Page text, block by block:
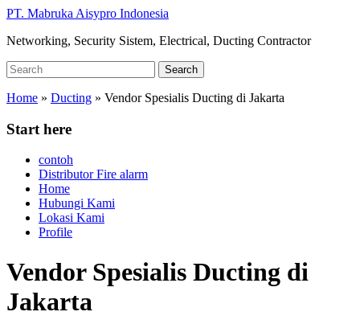
Skip
main
PT. Mabruka Aisypro Indonesia
Networking, Security Sistem, Electrical, Ducting Contractor
Search
for:
Search
Home » Ducting » Vendor Spesialis Ducting di Jakarta
Start here
contoh
Distributor Fire alarm
Home
Hubungi Kami
Lokasi Kami
Profile
Vendor Spesialis Ducting di
Jakarta